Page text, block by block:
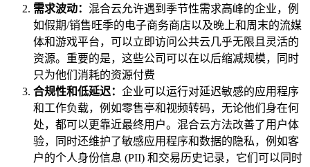
需求波动： 混合云允许遇到季节性需求高峰的企业，例
如假期/销售旺季的电子商务商店以及晚上和周末的流媒
体和游戏平台，可以立即访问公共云几乎无限且灵活的
资源。重要的是，这些公司可以在以后缩减规模，同时
只为他们消耗的资源付费
合规性和低延迟： 企业可以运行对延迟敏感的应用程序
和工作负载，例如零售亭和视频转码，无论他们身在何
处，都可以更靠近最终用户。混合云方法改善了用户体
验，同时还维护了敏感应用程序和数据的隐私，例如客
户的个人身份信息 (PII) 和交易历史记录，它们可以同时